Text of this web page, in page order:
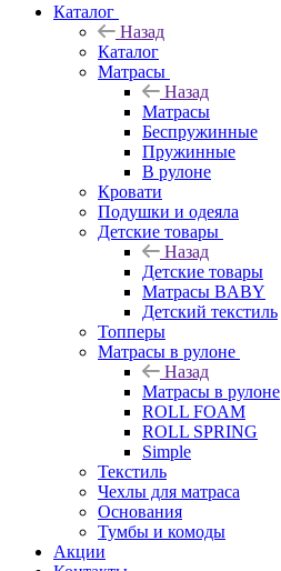
Каталог
Назад
Каталог
Матрасы
Назад
Матрасы
Беспружинные
Пружинные
В рулоне
Кровати
Подушки и одеяла
Детские товары
Назад
Детские товары
Матрасы BABY
Детский текстиль
Топперы
Матрасы в рулоне
Назад
Матрасы в рулоне
ROLL FOAM
ROLL SPRING
Simple
Текстиль
Чехлы для матраса
Основания
Тумбы и комоды
Акции